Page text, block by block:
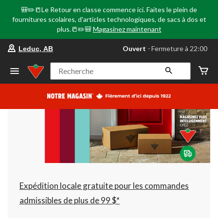
🎒✏️📒Le Retour en classe commence ici. Faites le plein de
fournitures scolaires, d'articles technologiques, de sacs à dos et
plus.📒✏️🎒 Magasinez maintenant
votre
préféré
Leduc,
AB,
courament
Fermeture
à
22:00
cliquer
pour
changer
Leduc, AB Ouvert ⋅ Fermeture à 22:00
Recherche
Expédition locale gratuite pour les commandes
admissibles de plus de 99 $*